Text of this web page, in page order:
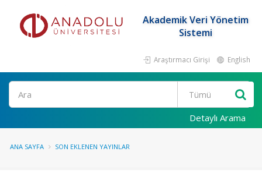
Akademik Veri Yönetim
Sistemi
Araştırmacı Girişi English
Ara
Detaylı Arama
ANA SAYFA SON EKLENEN YAYINLAR